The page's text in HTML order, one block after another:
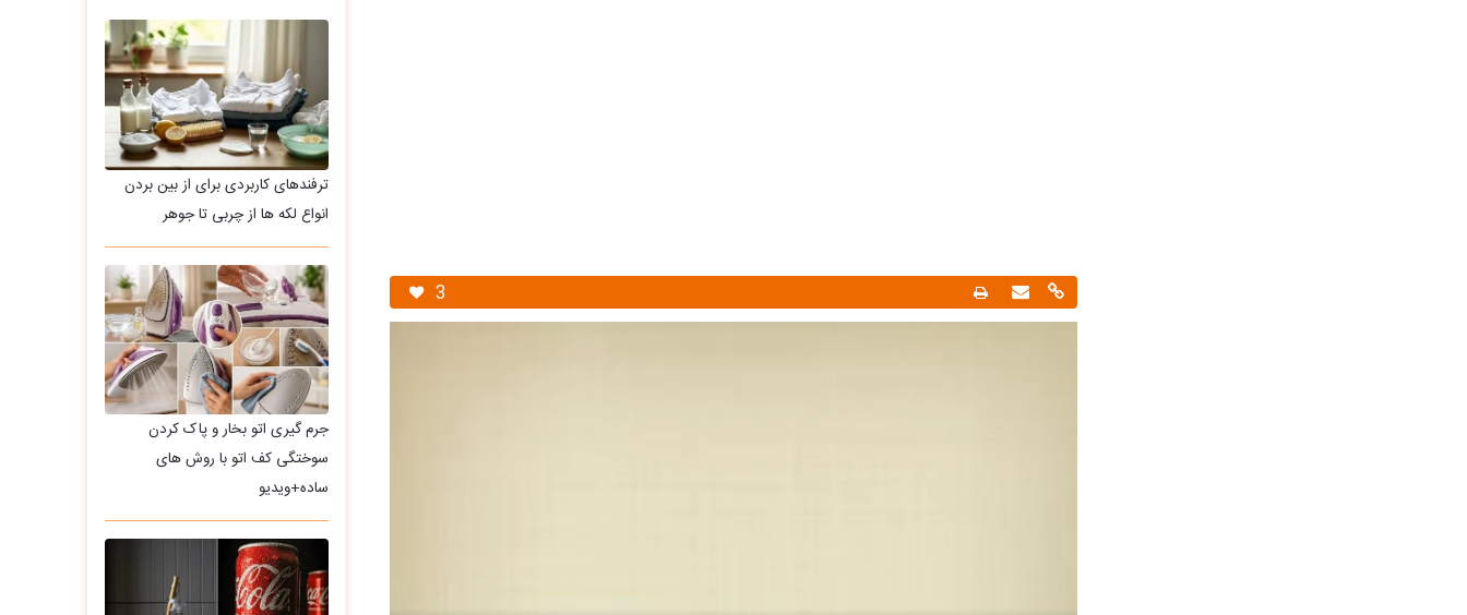
3
ترفندهای کاربردی برای از بین بردن
انواع لکه ها از چربی تا جوهر
جرم گیری اتو بخار و پاک کردن
سوختگی کف اتو با روش های
ساده+ویدیو